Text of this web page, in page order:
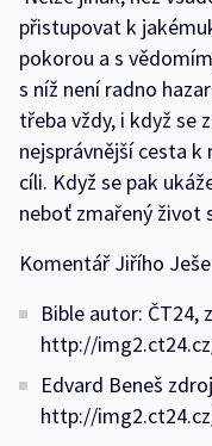
přistupovat k
pokorou a s
s níž není radno
třeba vždy, i když se
nejsprávnější cesta k
cíli. Když se pak
neboť zmařený život
Komentář Jiřího
Bible autor: ČT24,
http://
Edvard Beneš
http://